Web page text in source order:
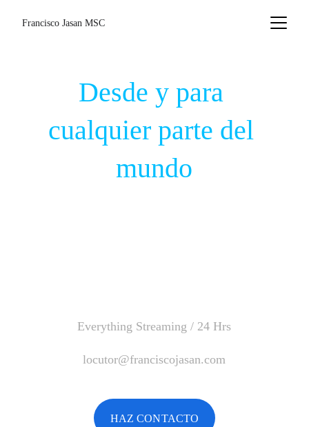
Francisco Jasan MSC
Desde y para
cualquier parte del
mundo
Everything Streaming / 24 Hrs
HAZ CONTACTO
locutor@franciscojasan.com